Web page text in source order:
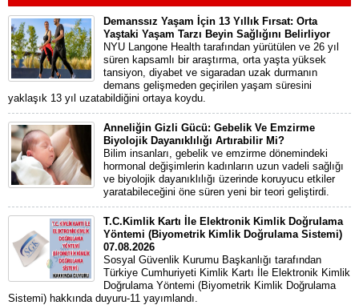
Demanssız Yaşam İçin 13 Yıllık Fırsat: Orta
Yaştaki Yaşam Tarzı Beyin Sağlığını Belirliyor
NYU Langone Health tarafından yürütülen ve 26 yıl
süren kapsamlı bir araştırma, orta yaşta yüksek
tansiyon, diyabet ve sigaradan uzak durmanın
demans gelişmeden geçirilen yaşam süresini
yaklaşık 13 yıl uzatabildiğini ortaya koydu.
Anneliğin Gizli Gücü: Gebelik Ve Emzirme
Biyolojik Dayanıklılığı Artırabilir Mi?
Bilim insanları, gebelik ve emzirme dönemindeki
hormonal değişimlerin kadınların uzun vadeli sağlığı
ve biyolojik dayanıklılığı üzerinde koruyucu etkiler
yaratabileceğini öne süren yeni bir teori geliştirdi.
T.C.Kimlik Kartı İle Elektronik Kimlik Doğrulama
Yöntemi (Biyometrik Kimlik Doğrulama Sistemi)
07.08.2026
Sosyal Güvenlik Kurumu Başkanlığı tarafından
Türkiye Cumhuriyeti Kimlik Kartı İle Elektronik Kimlik
Doğrulama Yöntemi (Biyometrik Kimlik Doğrulama
Sistemi) hakkında duyuru-11 yayımlandı.